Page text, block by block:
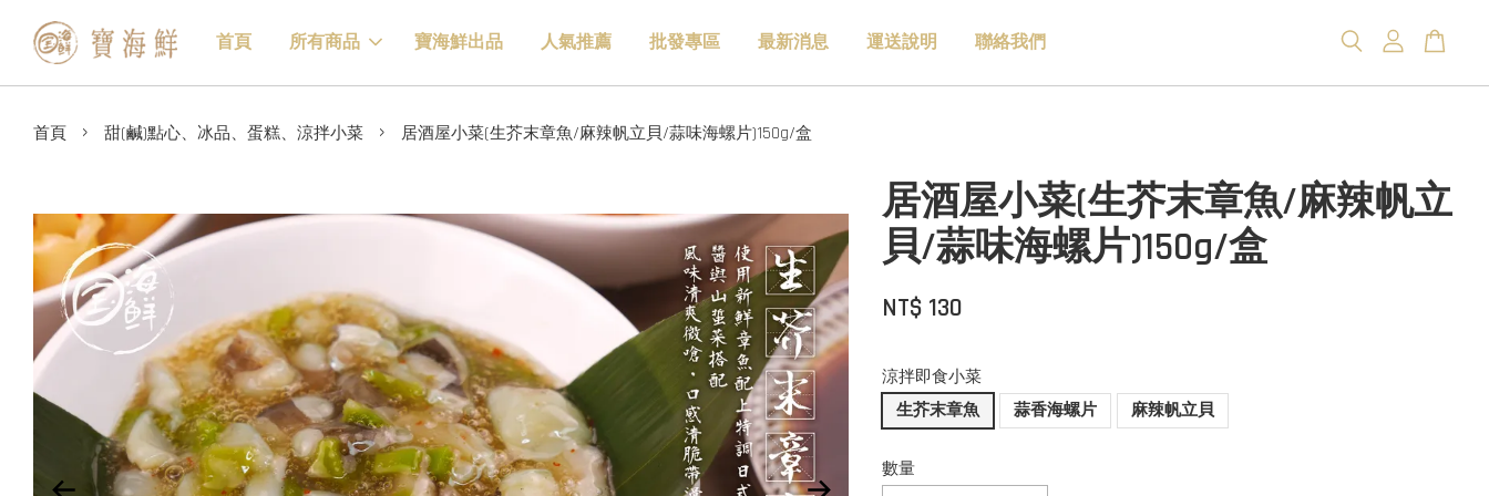
首頁 所有商品 寶海鮮出品 人氣推薦 批發專區 最新消息 運送說明 聯絡我們
首頁 › 甜(鹹)點心、冰品、蛋糕、涼拌小菜 › 居酒屋小菜(生芥末章魚/麻辣帆立貝/蒜味海螺片)150g/盒
居酒屋小菜(生芥末章魚/麻辣帆立
貝/蒜味海螺片)150g/盒
NT$ 130
涼拌即食小菜
生芥末章魚
蒜香海螺片 麻辣帆立貝
數量